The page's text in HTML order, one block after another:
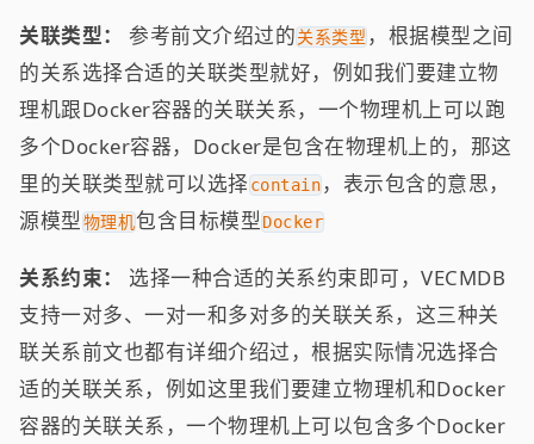
关联类型： 参考前文介绍过的关系类型 ，根据模型之间
的关系选择合适的关联类型就好，例如我们要建立物
理机跟Docker容器的关联关系，一个物理机上可以跑
多个Docker容器，Docker是包含在物理机上的，那这
里的关联类型就可以选择 contain ，表示包含的意思，
源模型 物理机包含目标模型Docker
关系约束：
选择一种合适的关系约束即可，VECMDB
支持一对多、一对一和多对多的关联关系，这三种关
联关系前文也都有详细介绍过，根据实际情况选择合
适的关联关系，例如这里我们要建立物理机和Docker
容器的关联关系，一个物理机上可以包含多个Docker